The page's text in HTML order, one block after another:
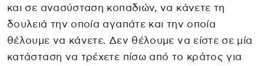
και σε ανασύσταση κοπαδιών, να κάνετε τη
δουλειά την οποία αγαπάτε και την οποία
θέλουμε να κάνετε. Δεν θέλουμε να είστε σε μία
κατάσταση να τρέχετε πίσω από το κράτος για